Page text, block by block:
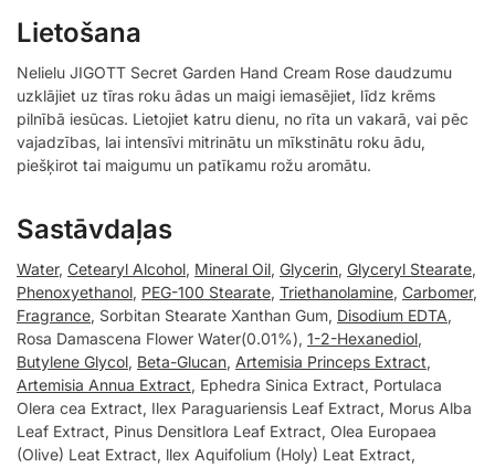
Lietošana
Nelielu JIGOTT Secret Garden Hand Cream Rose daudzumu
uzklājiet uz tīras roku ādas un maigi iemasējiet, līdz krēms
pilnībā iesūcas. Lietojiet katru dienu, no rīta un vakarā, vai pēc
vajadzības, lai intensīvi mitrinātu un mīkstinātu roku ādu,
piešķirot tai maigumu un patīkamu rožu aromātu.
Sastāvdaļas
Water, Cetearyl Alcohol, Mineral Oil, Glycerin, Glyceryl Stearate,
Phenoxyethanol, PEG-100 Stearate, Triethanolamine, Carbomer,
Fragrance, Sorbitan Stearate Xanthan Gum, Disodium EDTA,
Rosa Damascena Flower Water(0.01%), 1-2-Hexanediol,
Butylene Glycol, Beta-Glucan, Artemisia Princeps Extract,
Artemisia Annua Extract, Ephedra Sinica Extract, Portulaca
Olera cea Extract, Ilex Paraguariensis Leaf Extract, Morus Alba
Leaf Extract, Pinus Densitlora Leaf Extract, Olea Europaea
(Olive) Leat Extract, llex Aquifolium (Holy) Leat Extract,